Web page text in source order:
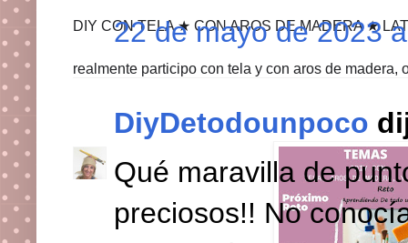
DIY CON TELA ★ CON AROS DE MADERA ★
realmente participo con tela y con aros de madera,
22 de mayo de 2023
DiyDetodounpoco
Qué maravilla de
preciosos!! No